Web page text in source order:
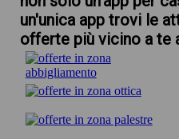
un'unica app trovi le
offerte più vicino a te